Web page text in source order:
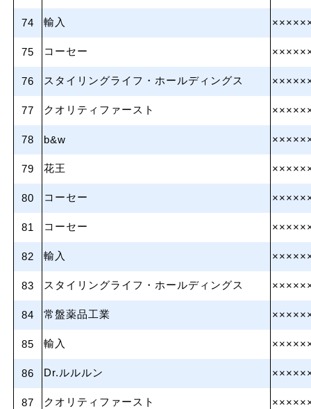
74 輸入
75 コーセー
76 スタイリングライフ・ホールディングス
77 クオリティファースト
78 b&w
79 花王
80 コーセー
81 コーセー
82 輸入
83 スタイリングライフ・ホールディングス
84 常盤薬品工業
85 輸入
86 Dr.ルルルン
87 クオリティファースト